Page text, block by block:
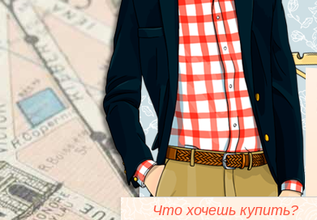
Что хочешь купить?